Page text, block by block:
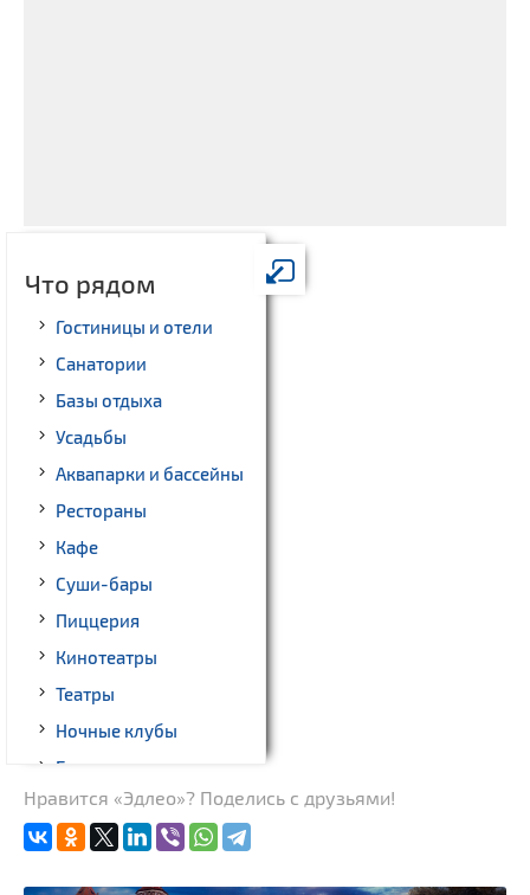
Что рядом
Гостиницы и отели
Санатории
Базы отдыха
Усадьбы
Аквапарки и бассейны
Рестораны
Кафе
Суши-бары
Пиццерия
Кинотеатры
Театры
Ночные клубы
Бильярд
Казино
Торговые центры,
Нравится «Эдлео»? Поделись с друзьями!